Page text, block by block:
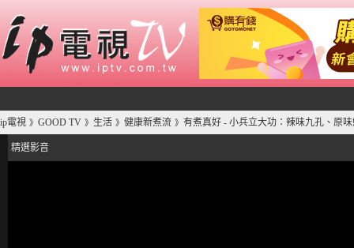
ip電視 》 GOOD TV 》 生活 》 健康新煮流 》 有煮真好 - 小兵立大功：辣味九孔、原
精選影音